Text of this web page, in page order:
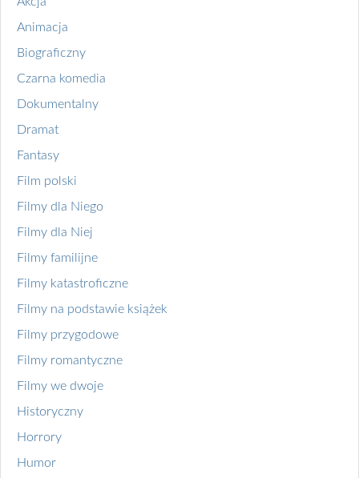
Animacja
Biograficzny
Czarna komedia
Dokumentalny
Dramat
Fantasy
Film polski
Filmy dla Niego
Filmy dla Niej
Filmy familijne
Filmy katastroficzne
Filmy na podstawie książek
Filmy przygodowe
Filmy romantyczne
Filmy we dwoje
Historyczny
Horrory
Humor